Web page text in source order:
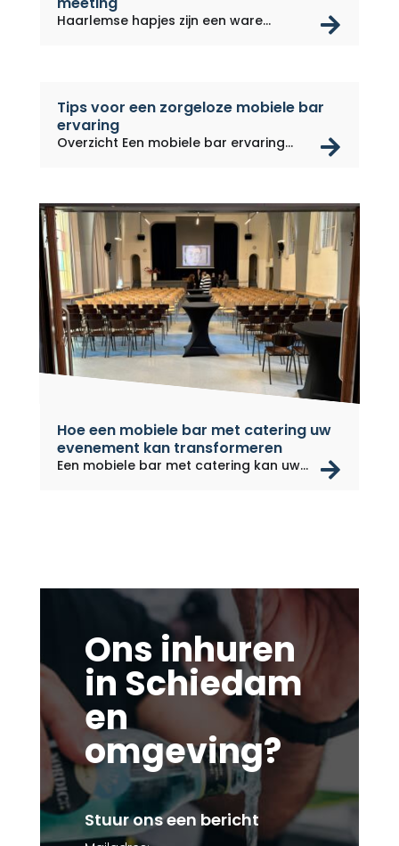
Haarlemse hapjes zijn een ware...
Tips voor een zorgeloze mobiele bar
ervaring
Overzicht Een mobiele bar ervaring...
Hoe een mobiele bar met catering uw
evenement kan transformeren
Een mobiele bar met catering kan uw...
Ons inhuren
in Schiedam
en
omgeving?
Stuur ons een bericht